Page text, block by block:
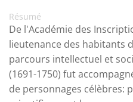
Résumé
De l'Académie des
lieutenance des habitants
parcours intellectuel et
(1691-1750) fut
de personnages célèbres: